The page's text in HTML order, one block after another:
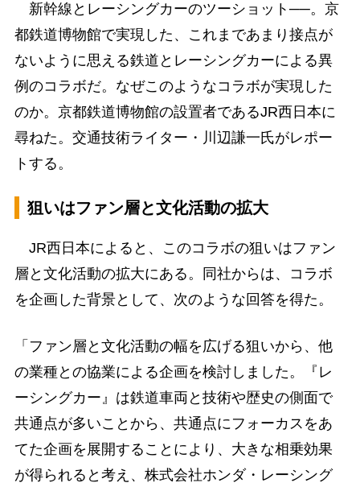
新幹線とレーシングカーのツーショット──。京
都鉄道博物館で実現した、これまであまり接点が
ないように思える鉄道とレーシングカーによる異
例のコラボだ。なぜこのようなコラボが実現した
のか。京都鉄道博物館の設置者であるJR西日本に
尋ねた。交通技術ライター・川辺謙一氏がレポー
トする。
狙いはファン層と文化活動の拡大
JR西日本によると、このコラボの狙いはファン
層と文化活動の拡大にある。同社からは、コラボ
を企画した背景として、次のような回答を得た。
「ファン層と文化活動の幅を広げる狙いから、他
の業種との協業による企画を検討しました。『レ
ーシングカー』は鉄道車両と技術や歴史の側面で
共通点が多いことから、共通点にフォーカスをあ
てた企画を展開することにより、大きな相乗効果
が得られると考え、株式会社ホンダ・レーシング